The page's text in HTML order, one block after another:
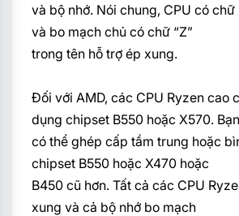
và bộ nhớ. Nói chung, CPU có chữ
và bo mạch chủ có chữ “Z”
trong tên hỗ trợ ép xung.
Đối với AMD, các CPU Ryzen cao
dụng chipset B550 hoặc X570. Bạn
có thể ghép cấp tầm trung hoặc
chipset B550 hoặc X470 hoặc
B450 cũ hơn. Tất cả các CPU
xung và cả bộ nhớ bo mạch